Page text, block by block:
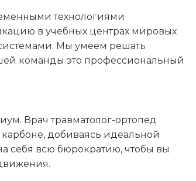
технологиями
в учебных центрах мировых
Мы умеем решать
команды это профессиональный
Врач травматолог-ортопед
добиваясь идеальной
себя всю бюрократию, чтобы вы